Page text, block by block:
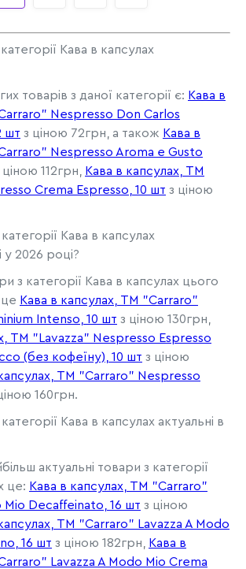
Кава в капсулах
товарів з даної категорії є: Кава в
Nespresso Don Carlos
шт з ціною 72грн, а також Кава в
Nespresso Aroma e Gusto
ціною 112грн,
Кава в капсулах, ТМ
Crema Espresso, 10 шт з ціною
Кава в капсулах
у 2026 році?
з категорії Кава в капсулах цього
Кава в капсулах, ТМ "Carraro"
Intenso, 10 шт з ціною 130грн,
ТМ "Lavazza" Nespresso Espresso
(без кофеїну), 10 шт з ціною
ТМ "Carraro" Nespresso
160грн.
Кава в капсулах актуальні в
актуальні товари з категорії
це: Кава в капсулах, TM "Carraro"
Mio Decaffeinato, 16 шт з ціною
TM "Carraro" Lavazza A Modo
16 шт з ціною 182грн,
Кава в
Lavazza A Modo Mio Crema